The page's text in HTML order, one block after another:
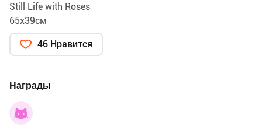
Still Life with Roses
65х39см
46 Нравится
Награды